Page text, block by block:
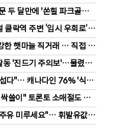
황두 달만에 '쏜힐 파크골프'
공
클락역 주변 ‘임시 우회로’
리트 바뀐다”
한 햇마늘 직거래 … 직접 만
판매
동 '진드기 주의보'…물렸을
법은?
다"… 캐나다인 76% '식료
담'
쓸이" 토론토 소매절도
친 물건 재유통
유 미루세요"… 휘발유값